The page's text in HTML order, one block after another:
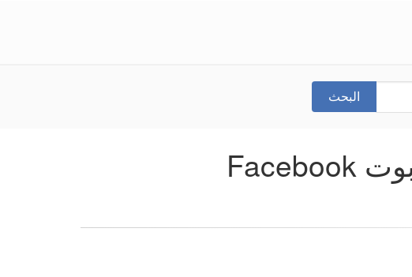
البحث
عطارة ابناء العريش اون لاين-السويس الدردشة بوت Facebook